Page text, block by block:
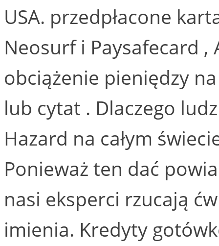
USA. przedpłacone
Neosurf i Paysafecard
obciążenie pieniędzy
lub cytat . Dlaczego
Hazard na całym
Ponieważ ten dać
nasi eksperci rzucają
imienia. Kredyty